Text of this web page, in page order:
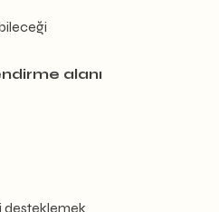
alanı
desteklemek